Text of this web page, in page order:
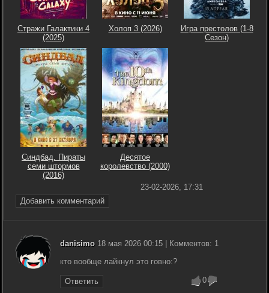
Стражи Галактики 4
(2025)
Холоп 3 (2026)
Игра престолов (1-8
Сезон)
Синдбад. Пираты
семи штормов
(2016)
Десятое
королевство (2000)
Добавить комментарий
23-02-2026, 17:31
danisimo 18 мая 2026 00:15 | Комментов: 1
кто вообще лайкнул это говно:?
Ответить 0